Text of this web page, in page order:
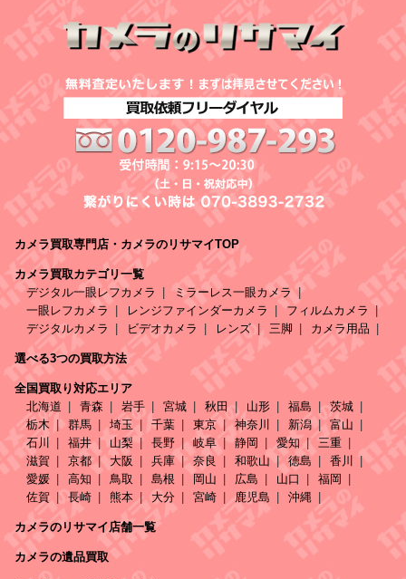
カメラ買取専門店・カメラのリサマイTOP
カメラ買取カテゴリ一覧
デジタル一眼レフカメラ
ミラーレス一眼カメラ
一眼レフカメラ
レンジファインダーカメラ
フィルムカメラ
デジタルカメラ
ビデオカメラ レンズ 三脚 カメラ用品
選べる3つの買取方法
全国買取り対応エリア
北海道
青森 岩手 宮城 秋田 山形 福島
茨城
栃木
群馬 埼玉 千葉 東京 神奈川 新潟
富山
石川
福井 山梨 長野 岐阜 静岡 愛知
三重
滋賀
京都 大阪 兵庫 奈良 和歌山 徳島
香川
愛媛
高知 鳥取 島根 岡山 広島 山口
福岡
佐賀
長崎 熊本 大分 宮崎 鹿児島 沖縄
カメラのリサマイ店舗一覧
カメラの遺品買取